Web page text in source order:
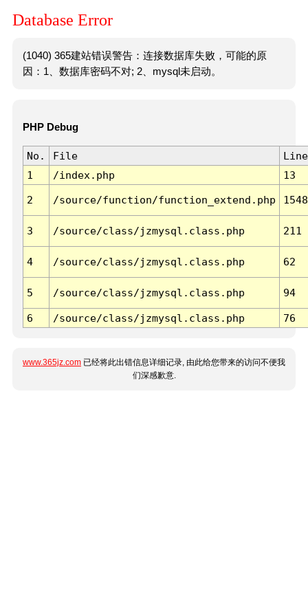
Database Error
(1040) 365建站错误警告：连接数据库失败，可能的原
因：1、数据库密码不对; 2、mysql未启动。
PHP Debug
No. File
Line
1
/index.php 13
2 /source/function/function_extend.php 1548
3 /source/class/jzmysql.class.php 211
4 /source/class/jzmysql.class.php 62
5 /source/class/jzmysql.class.php 94
6 /source/class/jzmysql.class.php 76
www.365jz.com 已经将此出错信息详细记录, 由此给您带来的访问不便我
们深感歉意.